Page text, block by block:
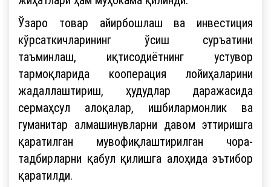
Ўзаро товар айирбошлаш ва инвестиция
кўрсаткичларининг ўсиш суръатини
таъминлаш, иқтисодиётнинг устувор
тармоқларида кооперация лойиҳаларини
жадаллаштириш, ҳудудлар даражасида
сермаҳсул алоқалар, ишбилармонлик ва
гуманитар алмашинувларни давом эттиришга
қаратилган мувофиқлаштирилган чора-
тадбирларни қабул қилишга алоҳида эътибор
қаратилди.